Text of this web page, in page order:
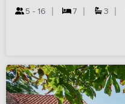
5 - 16 7 3